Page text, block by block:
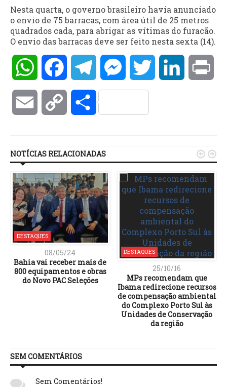
Nesta quarta, o governo brasileiro havia anunciado
o envio de 75 barracas, com área útil de 25 metros
quadrados cada, para abrigar as vítimas do furacão.
O envio das barracas deve ser feito nesta sexta (14).
WhatsAppFacebookTelegramMessengerTwitter LinkedIn
Email Copy Compartilhar
NOTÍCIAS RELACIONADAS
DESTAQUES
08/05/24
Bahia vai receber mais de
800 equipamentos e obras
do Novo PAC Seleções
DESTAQUES
25/10/16
MPs recomendam que
Ibama redirecione recursos
de compensação ambiental
do Complexo Porto Sul às
Unidades de Conservação
da região
 
SEM COMENTÁRIOS
Sem Comentários!